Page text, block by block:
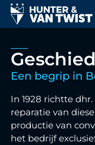
Een begrip in
In 1928 richtte
reparatie van
productie van
het bedrijf